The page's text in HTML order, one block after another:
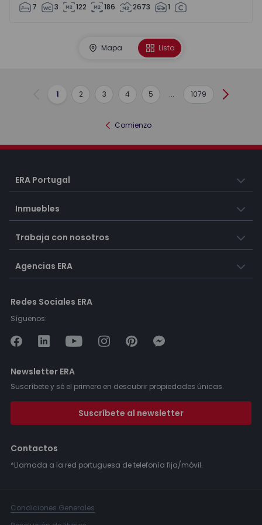
7 3 122 186 2673 1
Mapa Lista
Anterior
1 2 3 4 5 ... 1079
Comienzo
ERA Portugal
Inmuebles
Trabaja con nosotros
Agencias ERA
Redes Sociales ERA
Síguenos:
Newsletter ERA
Suscríbete y sé el primero en descubrir propiedades únicas.
Suscríbete al newsletter
Contactos
*Llamada a la red portuguesa de telefonía fija/móvil.
Condiciones Generales